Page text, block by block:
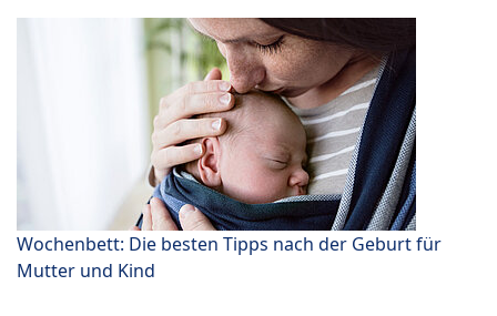
Wochenbett: Die besten Tipps nach der Geburt für
Mutter und Kind